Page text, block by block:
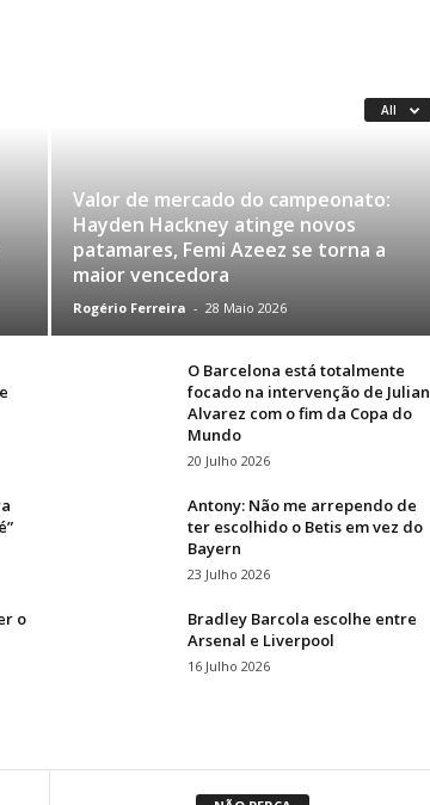
All
Valor de mercado do campeonato:
Hayden Hackney atinge novos
patamares, Femi Azeez se torna a
maior vencedora
Rogério Ferreira - 28 Maio 2026
O Barcelona está totalmente
focado na intervenção de Julian
Alvarez com o fim da Copa do
Mundo
20 Julho 2026
Antony: Não me arrependo de
ter escolhido o Betis em vez do
Bayern
23 Julho 2026
o
Bradley Barcola escolhe entre
Arsenal e Liverpool
16 Julho 2026